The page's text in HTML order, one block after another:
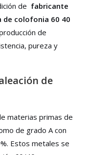
de fabricante
de colofonia 60 40
de
pureza y
de
materias primas de
de grado A con
Estos metales se